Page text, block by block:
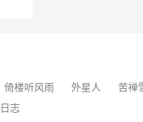
倚楼听风雨 外星人 苦禅
志